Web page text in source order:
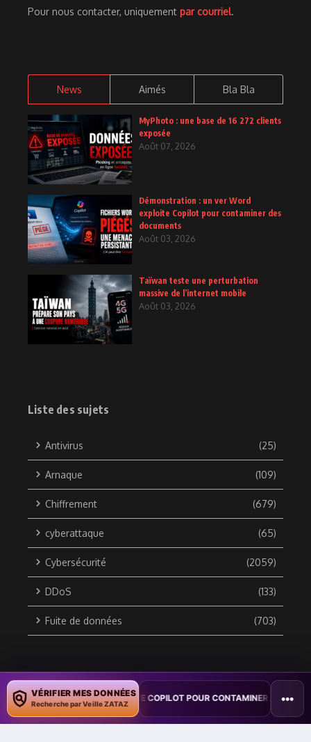
Pour nous contacter, uniquement par courriel.
News Aimés Bla Bla
MyPhoto : une base de 16 272 clients
exposée
Août 07, 2026
Démonstration : un ver Word
exploite Copilot pour contaminer des
documents
Août 03, 2026
Taïwan teste une perturbation
massive de l’internet mobile
Août 03, 2026
Liste des sujets
Antivirus (25)
Arnaque (109)
Chiffrement (679)
cyberattaque (65)
Cybersécurité (2059)
DDoS (133)
Fuite de données (703)
Copyright © 2010 / 2026 DATA SECURITY BREACH - Groupe
ZATAZ Média
VÉRIFIER MES DONNÉES
Recherche par Veille ZATAZ
EXPLOITE COPILOT POUR CONTAMINER DES DOCUMENTS •
•••